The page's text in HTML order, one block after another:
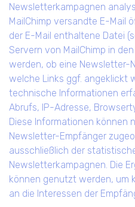
Newsletterkampagnen
MailChimp versandte E-Mail
der E-Mail enthaltene Datei
Servern von MailChimp in
werden, ob eine Newsletter-
welche Links ggf. angeklickt
technische Informationen
Abrufs, IP-Adresse,
Diese Informationen können
Newsletter-Empfänger
ausschließlich der
Newsletterkampagnen. Die
können genutzt werden, um
an die Interessen der